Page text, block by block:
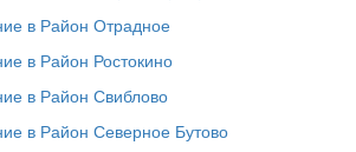
в Район Отрадное
в Район Ростокино
в Район Свиблово
в Район Северное Бутово